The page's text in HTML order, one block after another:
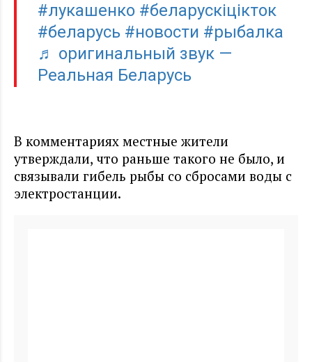
#лукашенко #беларускіцікток
#беларусь #новости #рыбалка
♬ оригинальный звук —
Реальная Беларусь
В комментариях местные жители
утверждали, что раньше такого не было, и
связывали гибель рыбы со сбросами воды с
электростанции.